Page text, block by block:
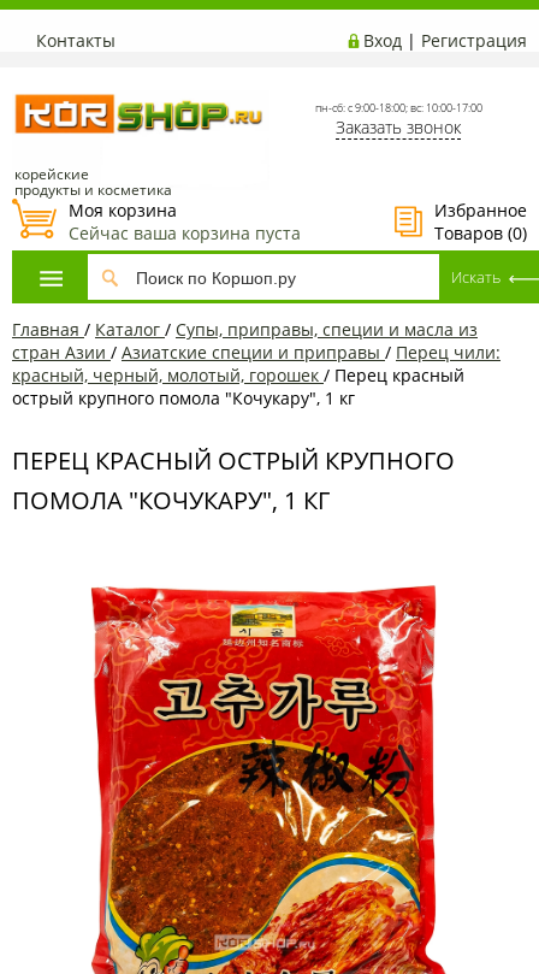
Контакты Вход | Регистрация
корейские
продукты и косметика
пн-сб: с 9:00-18:00; вс: 10:00-17:00
Заказать звонок
Избранное
Товаров (0)
Моя корзина
Сейчас ваша корзина пуста
Главная / Каталог / Супы, приправы, специи и масла из
стран Азии / Азиатские специи и приправы / Перец чили:
красный, черный, молотый, горошек / Перец красный
острый крупного помола "Кочукару", 1 кг
ПЕРЕЦ КРАСНЫЙ ОСТРЫЙ КРУПНОГО
ПОМОЛА "КОЧУКАРУ", 1 КГ